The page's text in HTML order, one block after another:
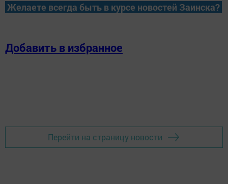
Желаете всегда быть в курсе новостей Заинска?
Добавить в избранное
Перейти на страницу новости